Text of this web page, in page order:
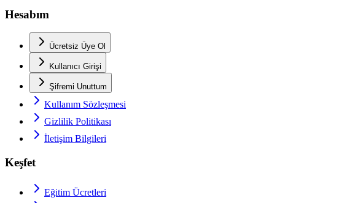
Hesabım
Ücretsiz Üye Ol
Kullanıcı Girişi
Şifremi Unuttum
Kullanım Sözleşmesi
Gizlilik Politikası
İletişim Bilgileri
Keşfet
Eğitim Ücretleri